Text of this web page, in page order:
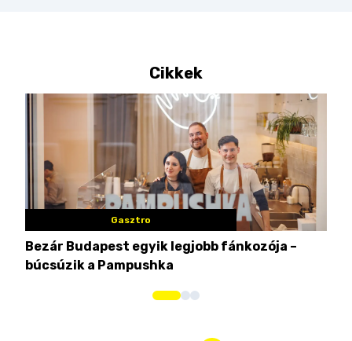
Cikkek
Gasztro
Bezár Budapest egyik legjobb fánkozója –
búcsúzik a Pampushka